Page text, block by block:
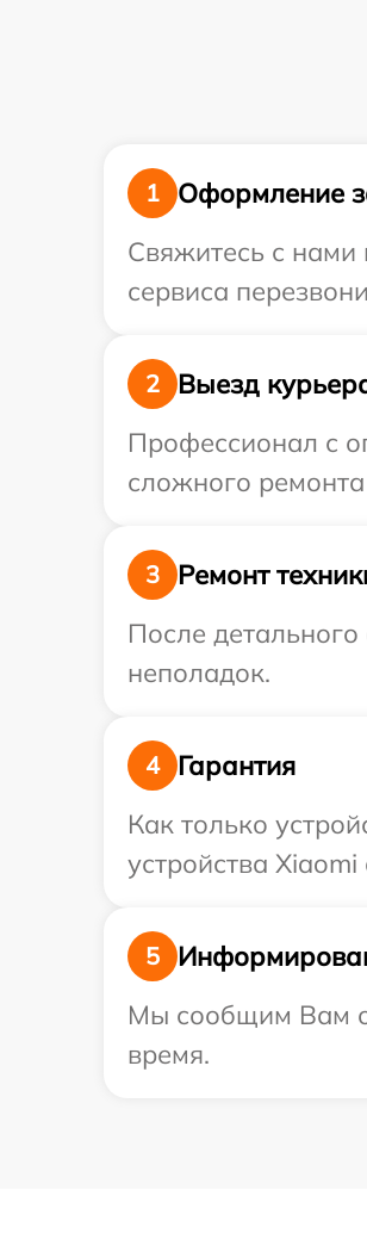
1
Оформление
Свяжитесь с нами
сервиса
2
Выезд
Профессионал с
сложного
3
Ремонт
После
неполадок.
4
Гарантия
Как только
устройства
5
Мы сообщим Вам о
время.